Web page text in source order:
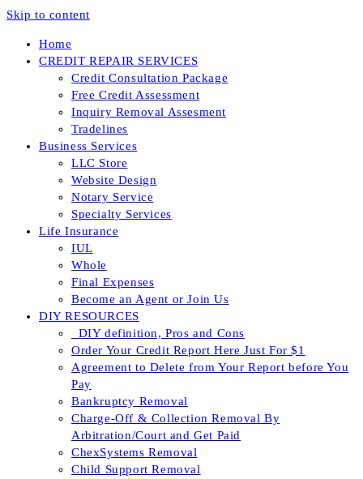
Skip to content
Home
CREDIT REPAIR SERVICES
Credit Consultation Package
Free Credit Assessment
Inquiry Removal Assesment
Tradelines
Business Services
LLC Store
Website Design
Notary Service
Specialty Services
Life Insurance
IUL
Whole
Final Expenses
Become an Agent or Join Us
DIY RESOURCES
_DIY definition, Pros and Cons
Order Your Credit Report Here Just For $1
Agreement to Delete from Your Report before You
Pay
Bankruptcy Removal
Charge-Off & Collection Removal By
Arbitration/Court and Get Paid
ChexSystems Removal
Child Support Removal